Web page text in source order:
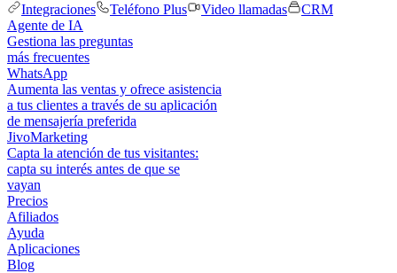
Integraciones
Teléfono Plus Video llamadas
CRM
Agente de IA
Gestiona las preguntas
más frecuentes
WhatsApp
Aumenta las ventas y ofrece asistencia
a tus clientes a través de su aplicación
de mensajería preferida
JivoMarketing
Capta la atención de tus visitantes:
capta su interés antes de que se
vayan
Precios
Afiliados
Ayuda
Aplicaciones
Blog